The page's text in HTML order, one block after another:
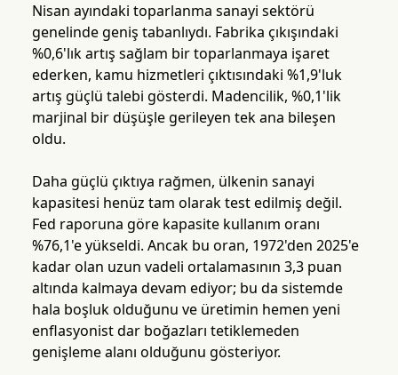
Nisan ayındaki toparlanma sanayi sektörü
genelinde geniş tabanlıydı. Fabrika çıkışındaki
%0,6'lık artış sağlam bir toparlanmaya işaret
ederken, kamu hizmetleri çıktısındaki %1,9'luk
artış güçlü talebi gösterdi. Madencilik, %0,1'lik
marjinal bir düşüşle gerileyen tek ana bileşen
oldu.
Daha güçlü çıktıya rağmen, ülkenin sanayi
kapasitesi henüz tam olarak test edilmiş değil.
Fed raporuna göre kapasite kullanım oranı
%76,1'e yükseldi. Ancak bu oran, 1972'den 2025'e
kadar olan uzun vadeli ortalamasının 3,3 puan
altında kalmaya devam ediyor; bu da sistemde
hala boşluk olduğunu ve üretimin hemen yeni
enflasyonist dar boğazları tetiklemeden
genişleme alanı olduğunu gösteriyor.